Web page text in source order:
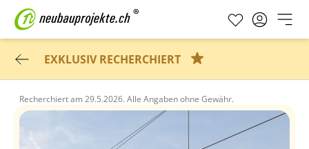
EXKLUSIV RECHERCHIERT
Recherchiert am 29.5.2026. Alle Angaben ohne Gewähr.